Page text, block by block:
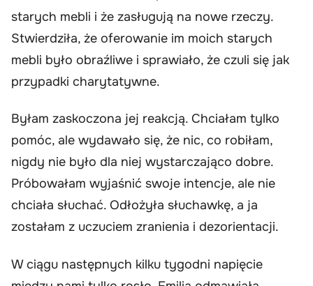
starych mebli i że zasługują na nowe rzeczy.
Stwierdziła, że oferowanie im moich starych
mebli było obraźliwe i sprawiało, że czuli się jak
przypadki charytatywne.
Byłam zaskoczona jej reakcją. Chciałam tylko
pomóc, ale wydawało się, że nic, co robiłam,
nigdy nie było dla niej wystarczająco dobre.
Próbowałam wyjaśnić swoje intencje, ale nie
chciała słuchać. Odłożyła słuchawkę, a ja
zostałam z uczuciem zranienia i dezorientacji.
W ciągu następnych kilku tygodni napięcie